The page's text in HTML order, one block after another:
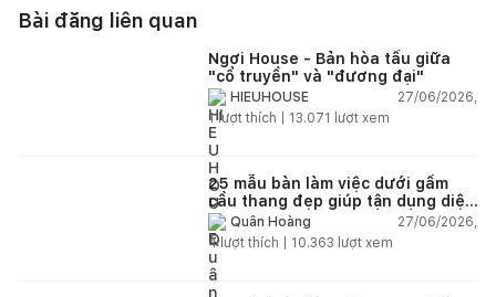
Bài đăng liên quan
Ngơi House - Bản hòa tấu giữa
"cổ truyền" và "đương đại"
HIEUHOUSE
27/06/2026,
1lượt thích | 13.071 lượt xem
25 mẫu bàn làm việc dưới gầm
cầu thang đẹp giúp tận dụng diện
tích tưởng chừng bị bỏ quên
Quân Hoàng
27/06/2026,
4lượt thích | 10.363 lượt xem